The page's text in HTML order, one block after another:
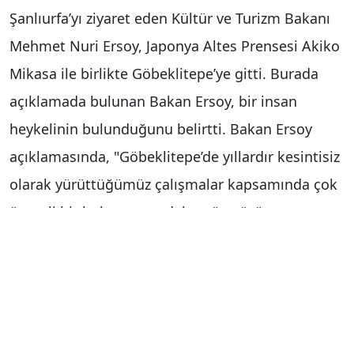
Şanlıurfa’yı ziyaret eden Kültür ve Turizm Bakanı
Mehmet Nuri Ersoy, Japonya Altes Prensesi Akiko
Mikasa ile birlikte Göbeklitepe’ye gitti. Burada
açıklamada bulunan Bakan Ersoy, bir insan
heykelinin bulunduğunu belirtti. Bakan Ersoy
açıklamasında, "Göbeklitepe’de yıllardır kesintisiz
olarak yürüttüğümüz çalışmalar kapsamında çok
önemli bir buluntunun daha gün yüzüne